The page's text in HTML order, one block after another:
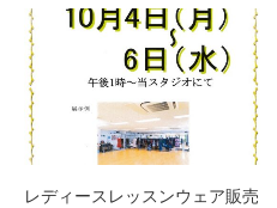
レディースレッスンウェア販売